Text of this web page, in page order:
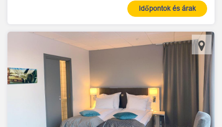
Időpontok és árak